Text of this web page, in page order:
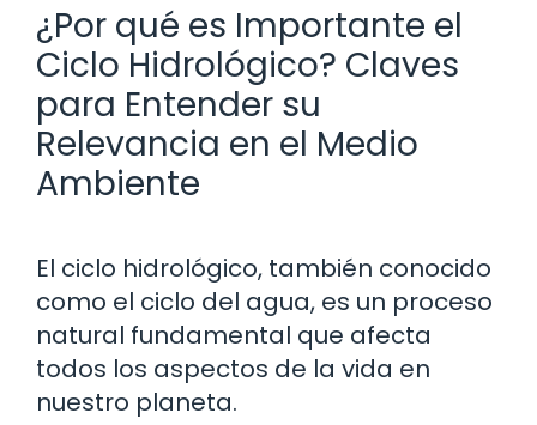
¿Por qué es Importante el
Ciclo Hidrológico? Claves
para Entender su
Relevancia en el Medio
Ambiente
El ciclo hidrológico, también conocido
como el ciclo del agua, es un proceso
natural fundamental que afecta
todos los aspectos de la vida en
nuestro planeta.